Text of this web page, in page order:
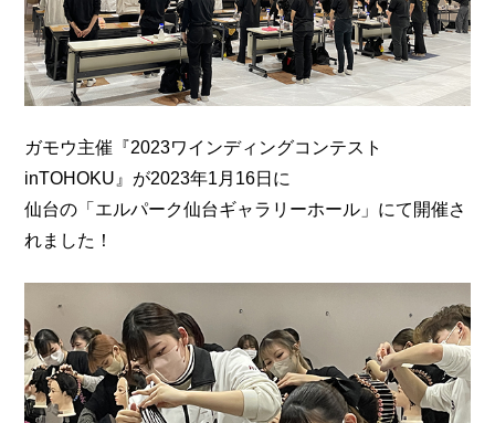
ガモウ主催『2023ワインディングコンテスト
inTOHOKU』が2023年1月16日に
仙台の「エルパーク仙台ギャラリーホール」にて開催さ
れました！